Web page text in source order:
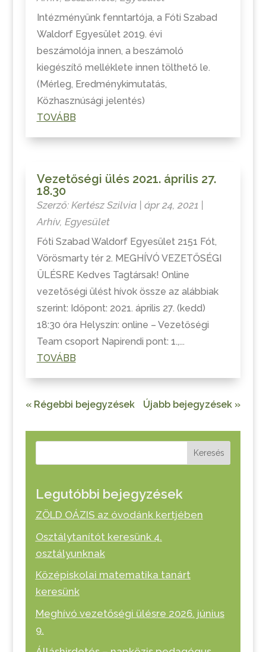
Intézményünk fenntartója, a Fóti Szabad
Waldorf Egyesület 2019. évi
beszámolója innen, a beszámoló
kiegészítő melléklete innen tölthető le.
(Mérleg, Eredménykimutatás,
Közhasznúsági jelentés)
TOVÁBB
Vezetőségi ülés 2021. április 27.
18.30
Szerző: Kertész Szilvia| ápr 24, 2021
Arhív, Egyesület
Fóti Szabad Waldorf Egyesület 2151 Fót,
Vörösmarty tér 2. MEGHÍVÓ VEZETŐSÉGI
ÜLÉSRE Kedves Tagtársak! Online
vezetőségi ülést hívok össze az alábbiak
szerint: Időpont: 2021. április 27. (kedd)
18:30 óra Helyszín: online – Vezetőségi
Team csoport Napirendi pont: 1.,...
TOVÁBB
« Régebbi bejegyzések Újabb bejegyzések »
Keresés
Legutóbbi bejegyzések
ZÖLD OÁZIS az óvodánk kertjében
Osztálytanítót keresünk 4.
osztályunknak
Középiskolai matematika tanárt
keresünk
Meghívó vezetőségi ülésre 2026. június
9.